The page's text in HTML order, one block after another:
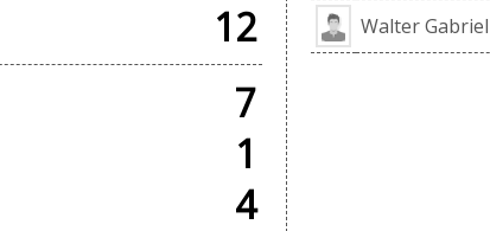
12
7
1
4
Walter